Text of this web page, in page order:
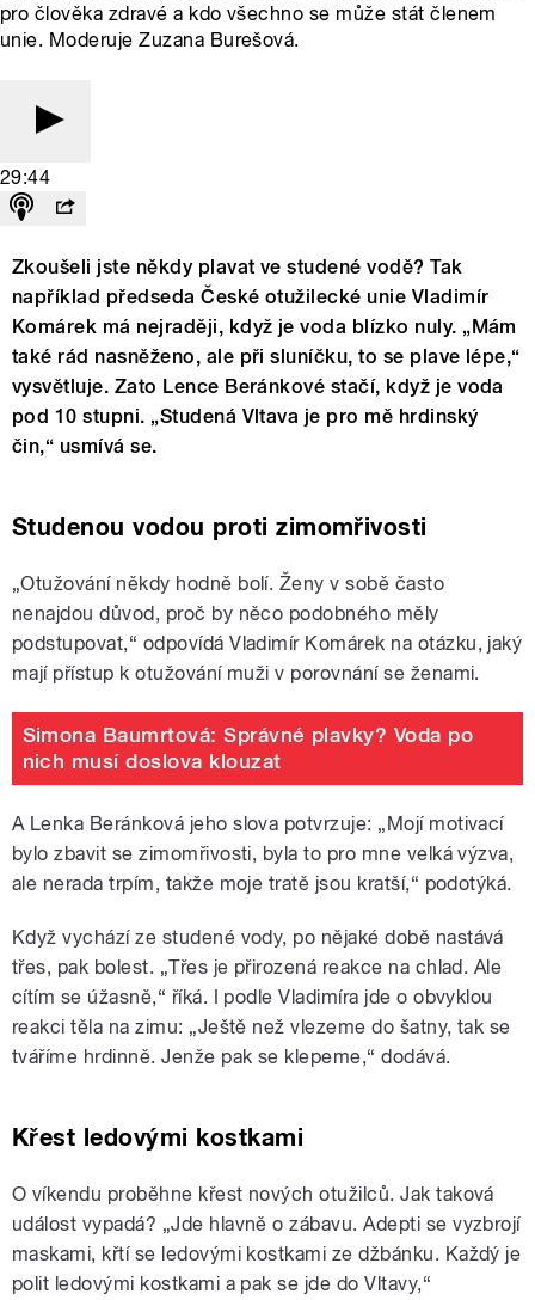
pro člověka zdravé a kdo všechno se může stát členem
unie. Moderuje Zuzana Burešová.
29:44
Zkoušeli jste někdy plavat ve studené vodě? Tak
například předseda České otužilecké unie Vladimír
Komárek má nejraději, když je voda blízko nuly. „Mám
také rád nasněženo, ale při sluníčku, to se plave lépe,“
vysvětluje. Zato Lence Beránkové stačí, když je voda
pod 10 stupni. „Studená Vltava je pro mě hrdinský
čin,“ usmívá se.
Studenou vodou proti zimomřivosti
„Otužování někdy hodně bolí. Ženy v sobě často
nenajdou důvod, proč by něco podobného měly
podstupovat,“ odpovídá Vladimír Komárek na otázku, jaký
mají přístup k otužování muži v porovnání se ženami.
Simona Baumrtová: Správné plavky? Voda po
nich musí doslova klouzat
A Lenka Beránková jeho slova potvrzuje: „Mojí motivací
bylo zbavit se zimomřivosti, byla to pro mne velká výzva,
ale nerada trpím, takže moje tratě jsou kratší,“ podotýká.
Když vychází ze studené vody, po nějaké době nastává
třes, pak bolest. „Třes je přirozená reakce na chlad. Ale
cítím se úžasně,“ říká. I podle Vladimíra jde o obvyklou
reakci těla na zimu: „Ještě než vlezeme do šatny, tak se
tváříme hrdinně. Jenže pak se klepeme,“ dodává.
Křest ledovými kostkami
O víkendu proběhne křest nových otužilců. Jak taková
událost vypadá? „Jde hlavně o zábavu. Adepti se vyzbrojí
maskami, křtí se ledovými kostkami ze džbánku. Každý je
polit ledovými kostkami a pak se jde do Vltavy,“